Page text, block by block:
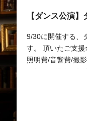
【ダンス公演
9/30に開催する、
す。 頂いたご支
照明費/音響費/撮